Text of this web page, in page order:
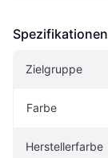
Spezifikationen
Zielgruppe
Farbe
Herstellerfarbe